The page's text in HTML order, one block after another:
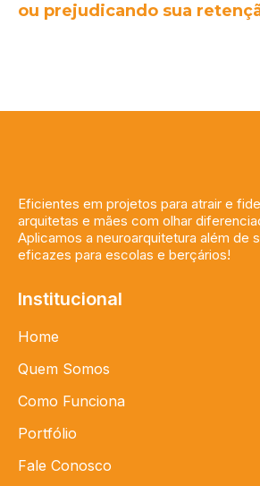
ou prejudicando sua
Eficientes em projetos para atrair e
arquitetas e mães com olhar
Aplicamos a neuroarquitetura além de
eficazes para escolas e berçários!
Institucional
Home
Quem Somos
Como Funciona
Portfólio
Fale Conosco